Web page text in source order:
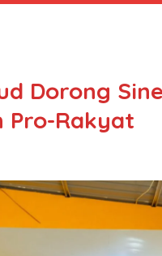
Dorong
Pro-Rakyat